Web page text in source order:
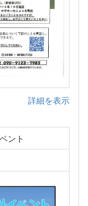
詳細を表示
ント